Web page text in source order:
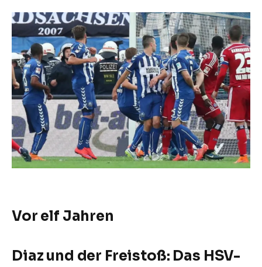
Vor elf Jahren
Diaz und der Freistoß: Das HSV-